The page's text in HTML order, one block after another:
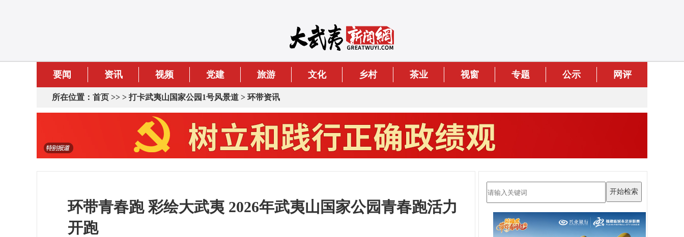
要闻 资讯 视频 党建 旅游 文化 乡村 茶业 视窗 专题 公示 网评
所在位置： 首页 >> > 打卡武夷山国家公园1号风景道 > 环带资讯
环带青春跑 彩绘大武夷 2026年武夷山国家公园青春跑活力
开跑